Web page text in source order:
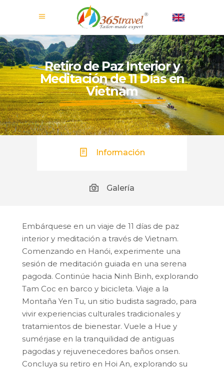
Retiro de Paz Interior y
Meditación de 11 Días en
Vietnam
Información
Galería
Embárquese en un viaje de 11 días de paz
interior y meditación a través de Vietnam.
Comenzando en Hanói, experimente una
sesión de meditación guiada en una serena
pagoda. Continúe hacia Ninh Binh, explorando
Tam Coc en barco y bicicleta. Viaje a la
Montaña Yen Tu, un sitio budista sagrado, para
vivir experiencias culturales tradicionales y
tratamientos de bienestar. Vuele a Hue y
sumérjase en la tranquilidad de antiguas
pagodas y rejuvenecedores baños onsen.
Concluya su retiro en Hoi An, explorando su